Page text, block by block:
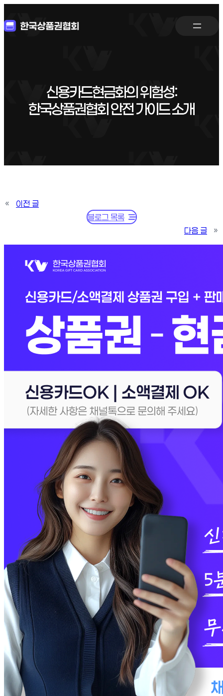
신용카드현금화의 위험성:
한국상품권협회 안전 가이드 소개
«
이전 글
블로그 목록
다음 글
»